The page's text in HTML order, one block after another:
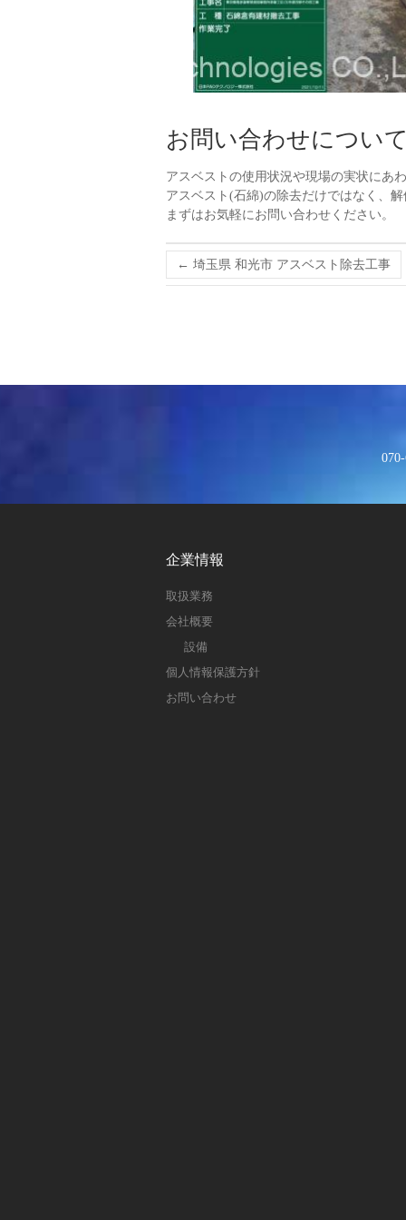
お問い合わせについ
アスベストの使用状況や現場の実状にあ
アスベスト(石綿)の除去だけではなく、
まずはお気軽にお問い合わせください。
← 埼玉県 和光市 アスベスト除去工事
企業情報
取扱業務
会社概要
設備
個人情報保護方針
お問い合わせ